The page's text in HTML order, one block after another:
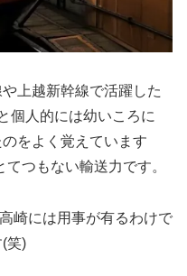
上越新幹線で活躍した
個人的には幼いころに
をよく覚えています
つもない輸送力です。
には用事が有るわけで
笑)